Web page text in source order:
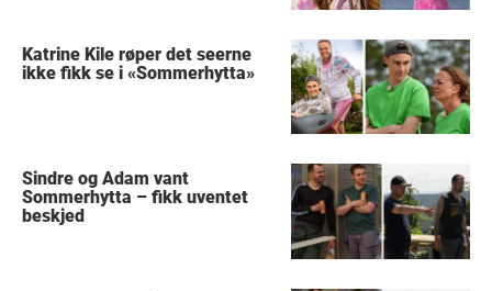
Katrine Kile røper det seerne
ikke fikk se i «Sommerhytta»
Sindre og Adam vant
Sommerhytta – fikk uventet
beskjed